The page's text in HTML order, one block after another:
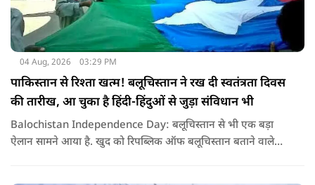
04 Aug, 2026 03:29 PM
पाकिस्तान से रिश्ता खत्म! बलूचिस्तान ने रख दी स्वतंत्रता दिवस
की तारीख, आ चुका है हिंदी-हिंदुओं से जुड़ा संविधान भी
Balochistan Independence Day: बलूचिस्तान से भी एक बड़ा
ऐलान सामने आया है. खुद को रिपब्लिक ऑफ बलूचिस्तान बताने वाले